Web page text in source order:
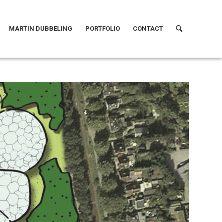
MARTIN DUBBELING PORTFOLIO CONTACT